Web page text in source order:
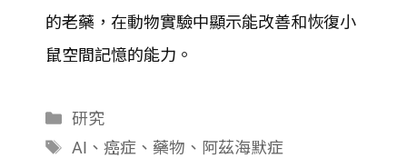
EMBED
的老藥，在動物實驗中顯示能改善和恢復小
鼠空間記憶的能力。
分
類
研究
標
AI 、 癌症、 藥物 、 阿茲海默症